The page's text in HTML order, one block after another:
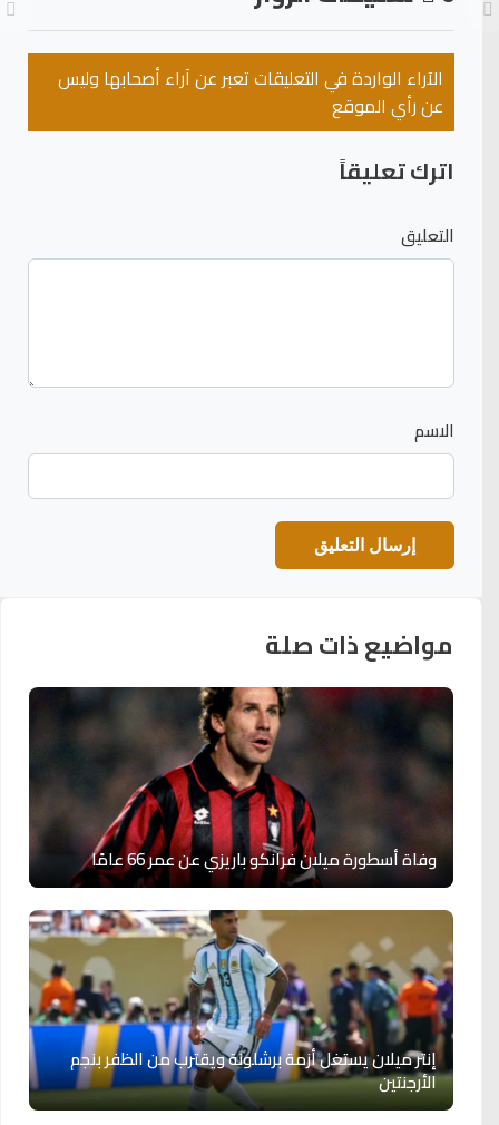
الآراء الواردة في التعليقات تعبر عن آراء أصحابها وليس
عن رأي الموقع
اترك تعليقاً
التعليق
الاسم
مواضيع ذات صلة
وفاة أسطورة ميلان فرانكو باريزي عن عمر 66 عامًا
إنتر ميلان يستغل أزمة برشلونة ويقترب من الظفر بنجم
الأرجنتين